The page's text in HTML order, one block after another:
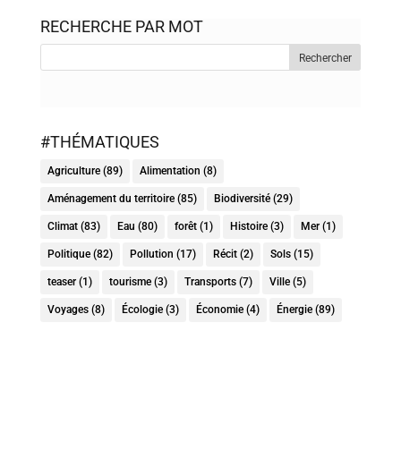
RECHERCHE PAR MOT
#THÉMATIQUES
Agriculture(89) Alimentation (8)
Aménagement du territoire(85) Biodiversité(29)
Climat(83) Eau (80) forêt(1) Histoire(3) Mer(1)
Politique(82) Pollution (17) Récit(2) Sols(15)
teaser(1) tourisme(3) Transports(7) Ville(5)
Voyages(8) Écologie(3) Économie(4) Énergie(89)